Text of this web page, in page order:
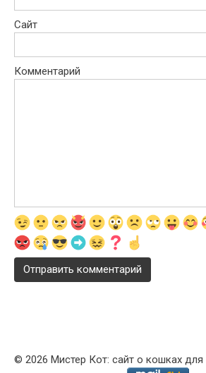
Сайт
Комментарий
© 2026 Мистер Кот: сайт о кошках для